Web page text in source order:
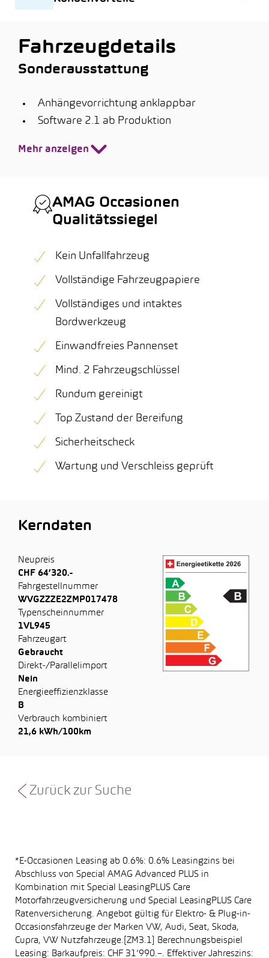
Fahrzeugdetails
Sonderausstattung
Anhängevorrichtung anklappbar
Software 2.1 ab Produktion
Mehr anzeigen
AMAG Occasionen
Qualitätssiegel
Kein Unfallfahrzeug
Vollständige Fahrzeugpapiere
Vollständiges und intaktes
Bordwerkzeug
Einwandfreies Pannenset
Mind. 2 Fahrzeugschlüssel
Rundum gereinigt
Top Zustand der Bereifung
Sicherheitscheck
Wartung und Verschleiss geprüft
Kerndaten
Neupreis
CHF 64’320.-
Fahrgestellnummer
WVGZZZE2ZMP017478
Typenscheinnummer
1VL945
Fahrzeugart
Gebraucht
Direkt-/Parallelimport
Nein
Energieeffizienzklasse
B
Verbrauch kombiniert
21,6 kWh/100km
Zurück zur Suche
*E-Occasionen Leasing ab 0.6%: 0.6% Leasingzins bei
Abschluss von Special AMAG Advanced PLUS in
Kombination mit Special LeasingPLUS Care
Motorfahrzeugversicherung und Special LeasingPLUS Care
Ratenversicherung. Angebot gültig für Elektro- & Plug-in-
Occasionsfahrzeuge der Marken VW, Audi, Seat, Skoda,
Cupra, VW Nutzfahrzeuge.[ZM3.1] Berechnungsbeispiel
Leasing: Barkaufpreis: CHF 31’990.–. Effektiver Jahreszins: